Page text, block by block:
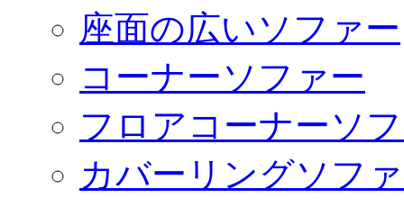
座面の広いソファー
コーナーソファー
フロアコーナーソ
カバーリングソフ